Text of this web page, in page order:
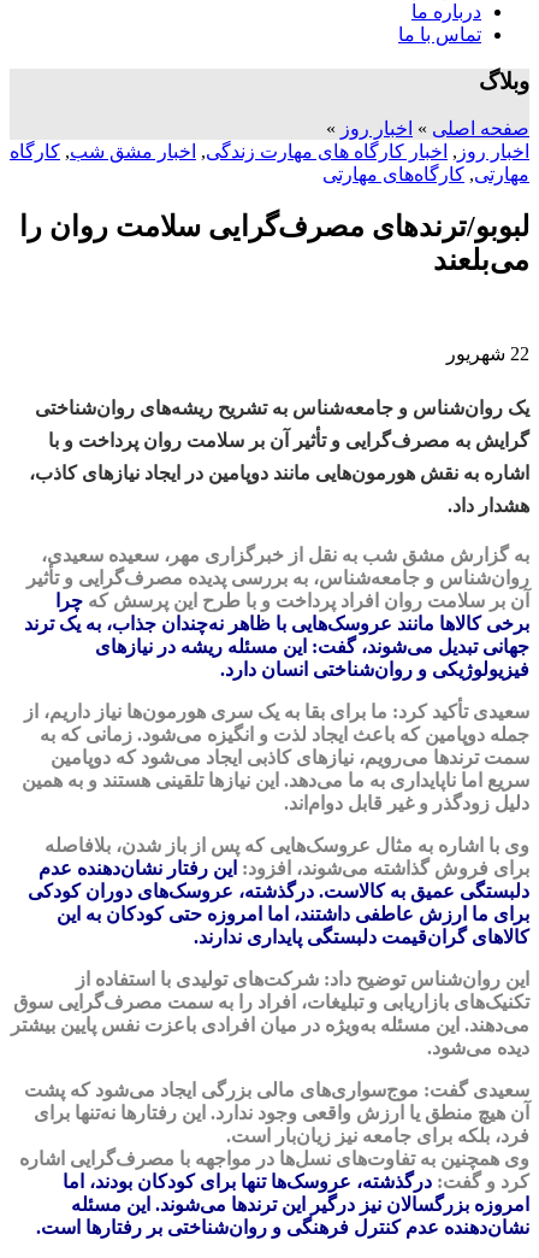
درباره ما
تماس با ما
وبلاگ
صفحه اصلی » اخبار روز »
اخبار روز , اخبار کارگاه های مهارت زندگی, اخبار مشق شب, کارگاه
مهارتی, کارگاه‌های مهارتی
لبوبو/ترندهای مصرف‌گرایی سلامت روان را
می‌بلعند
22 شهریور
یک روان‌شناس و جامعه‌شناس به تشریح ریشه‌های روان‌شناختی
گرایش به مصرف‌گرایی و تأثیر آن بر سلامت روان پرداخت و با
اشاره به نقش هورمون‌هایی مانند دوپامین در ایجاد نیازهای کاذب،
هشدار داد.
به گزارش مشق شب به نقل از خبرگزاری مهر، سعیده سعیدی،
روان‌شناس و جامعه‌شناس، به بررسی پدیده مصرف‌گرایی و تأثیر
آن بر سلامت روان افراد پرداخت و با طرح این پرسش که چرا
برخی کالاها مانند عروسک‌هایی با ظاهر نه‌چندان جذاب، به یک ترند
جهانی تبدیل می‌شوند، گفت: این مسئله ریشه در نیازهای
فیزیولوژیکی و روان‌شناختی انسان دارد.
سعیدی تأکید کرد: ما برای بقا به یک سری هورمون‌ها نیاز داریم، از
جمله دوپامین که باعث ایجاد لذت و انگیزه می‌شود. زمانی که به
سمت ترندها می‌رویم، نیازهای کاذبی ایجاد می‌شود که دوپامین
سریع اما ناپایداری به ما می‌دهد. این نیازها تلقینی هستند و به همین
دلیل زودگذر و غیر قابل دوام‌اند.
وی با اشاره به مثال عروسک‌هایی که پس از باز شدن، بلافاصله
برای فروش گذاشته می‌شوند، افزود: این رفتار نشان‌دهنده عدم
دلبستگی عمیق به کالاست. درگذشته، عروسک‌های دوران کودکی
برای ما ارزش عاطفی داشتند، اما امروزه حتی کودکان به این
کالاهای گران‌قیمت دلبستگی پایداری ندارند.
این روان‌شناس توضیح داد: شرکت‌های تولیدی با استفاده از
تکنیک‌های بازاریابی و تبلیغات، افراد را به سمت مصرف‌گرایی سوق
می‌دهند. این مسئله به‌ویژه در میان افرادی باعزت نفس پایین بیشتر
دیده می‌شود.
سعیدی گفت: موج‌سواری‌های مالی بزرگی ایجاد می‌شود که پشت
آن هیچ منطق یا ارزش واقعی وجود ندارد. این رفتارها نه‌تنها برای
فرد، بلکه برای جامعه نیز زیان‌بار است.
وی همچنین به تفاوت‌های نسل‌ها در مواجهه با مصرف‌گرایی اشاره
کرد و گفت: درگذشته، عروسک‌ها تنها برای کودکان بودند، اما
امروزه بزرگسالان نیز درگیر این ترندها می‌شوند. این مسئله
نشان‌دهنده عدم کنترل فرهنگی و روان‌شناختی بر رفتارها است.